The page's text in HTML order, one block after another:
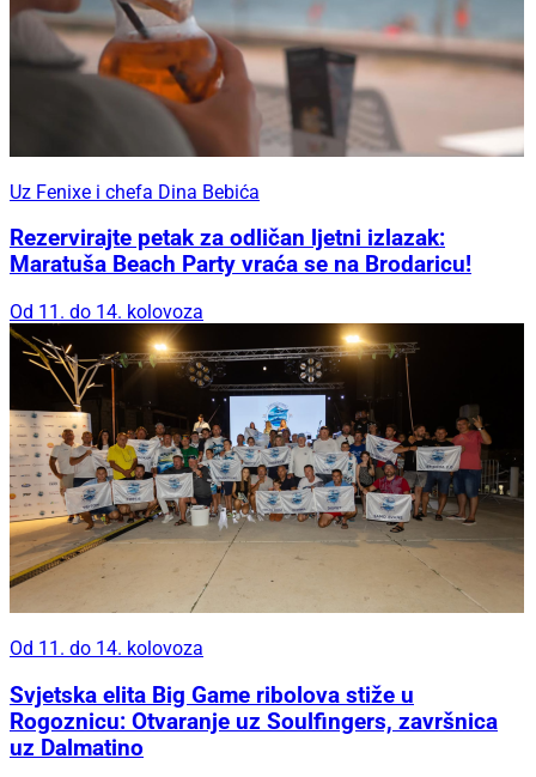
Uz Fenixe i chefa Dina Bebića
Rezervirajte petak za odličan ljetni izlazak:
Maratuša Beach Party vraća se na Brodaricu!
Od 11. do 14. kolovoza
Od 11. do 14. kolovoza
Svjetska elita Big Game ribolova stiže u
Rogoznicu: Otvaranje uz Soulfingers, završnica
uz Dalmatino